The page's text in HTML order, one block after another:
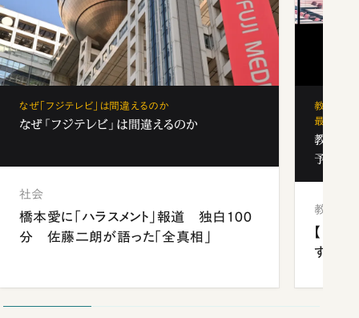
なぜ「フジテレビ」は間違えるのか
なぜ「フジテレビ」は間違えるのか
社会
橋本愛に「ハラスメント」報道 独白100
分 佐藤二朗が語った「全真相」
教育の地
最新勢力
教育の
予備校
教育
【中国
する“